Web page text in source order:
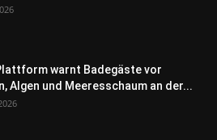
warnt Badegäste vor
Algen und Meeresschaum an der...